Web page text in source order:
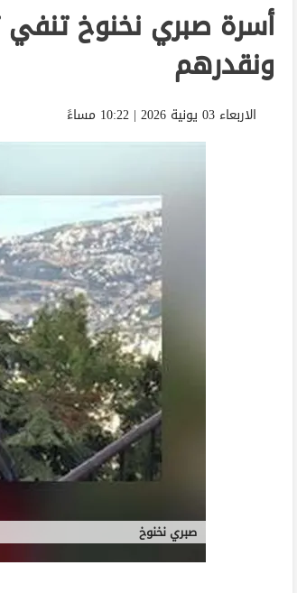
أسرة صبري نخنوخ
ونقدرهم
الاربعاء 03 يونية 2026 | 10:22 مساءً
صبري نخنوخ